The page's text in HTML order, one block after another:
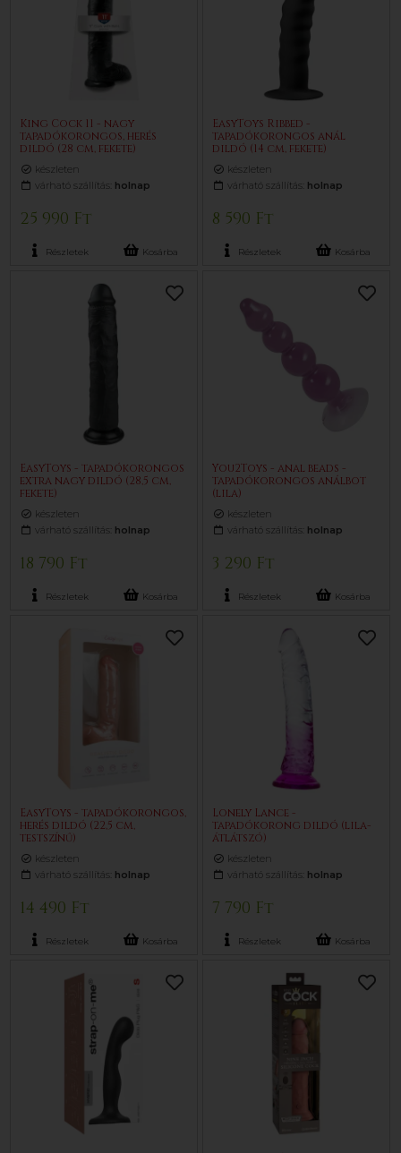
King Cock 11 - nagy
tapadókorongos, herés
dildó (28 cm, fekete)
készleten
várható szállítás: holnap
25 990 Ft
Részletek Kosárba
EasyToys Ribbed -
tapadókorongos anál
dildó (14 cm, fekete)
készleten
várható szállítás: holnap
8 590 Ft
Részletek Kosárba
EasyToys - tapadókorongos
extra nagy dildó (28,5 cm,
fekete)
készleten
várható szállítás: holnap
18 790 Ft
Részletek Kosárba
You2Toys - anal beads -
tapadókorongos análbot
(lila)
készleten
várható szállítás: holnap
3 290 Ft
Részletek Kosárba
EasyToys - tapadókorongos,
herés dildó (22,5 cm,
testszínű)
készleten
várható szállítás: holnap
14 490 Ft
Részletek Kosárba
Lonely Lance -
tapadókorong dildó (lila-
átlátszó)
készleten
várható szállítás: holnap
7 790 Ft
Részletek Kosárba